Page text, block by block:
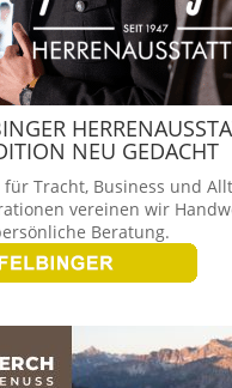
NEU GEDACHT
für Tracht, Business und
vereinen wir
Beratung.